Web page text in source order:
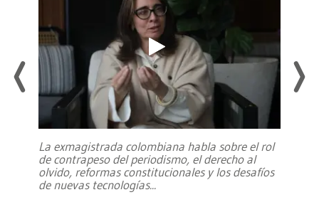
La exmagistrada colombiana habla sobre el rol
de contrapeso del periodismo, el derecho al
olvido, reformas constitucionales y los desafíos
de nuevas tecnologías...